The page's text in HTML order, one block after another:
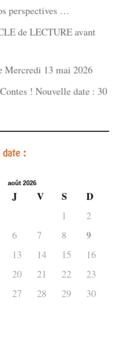
perspectives …
de LECTURE avant
Mercredi 13 mai 2026
! Nouvelle date : 30
:
août 2026
J V S D
1
2
6 7 8 9
13 14 15
16
20 21 22
23
27 28 29
30